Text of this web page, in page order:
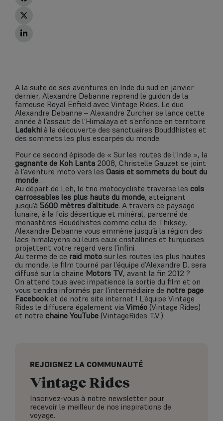
A la suite de ses aventures en Inde du sud en janvier
dernier, Alexandre Debanne reprend le guidon de la
fameuse Royal Enfield avec Vintage Rides. Le duo
Alexandre Debanne – Alexandre Zurcher se lance cette
année à l’assaut de l’Himalaya et s’enfonce en territoire
Ladakhi à la découverte des sanctuaires Bouddhistes et
des sommets les plus escarpés du monde.
Pour ce second épisode de « Sur les routes de l’Inde », la
gagnante de Koh Lanta 2008, Christelle Gauzet se joint
à l’aventure moto vers les Oasis et sommets du bout du
monde…
Au départ de Leh, le trio motocycliste traverse les cols
carrossables les plus hauts du monde, atteignant
jusqu’à 5600 mètres d’altitude. A travers ce paysage
lunaire, à la fois désertique et minéral, parsemé de
monastères Bouddhistes comme celui de Thiksey,
Alexandre Debanne vous emmène jusqu’à la région des
lacs himalayens où leurs eaux cristallines et turquoises
projettent votre regard vers l’infini.
Au terme de ce raid moto sur les routes les plus hautes
du monde, le film tourné par l’équipe d’Alexandre D. sera
diffusé sur la chaine Motors TV, avant la fin 2012 ?
On attend tous avec impatience la sortie du film et on
vous tiendra informés par l’intermédiaire de notre page
Facebook et de notre site internet ! L’équipe Vintage
Rides le diffusera également via Viméo (Vintage Rides)
et notre chaine YouTube (VintageRides T.V.).
REJOIGNEZ LA COMMUNAUTÉ
Vintage Rides
Inscrivez-vous à notre newsletter pour
recevoir le meilleur de nos inspirations de
voyage.